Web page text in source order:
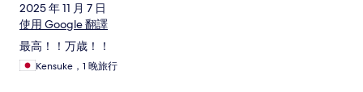
2025 年 11 月 7 日
使用 Google 翻譯
最高！！万歳！！
Kensuke，1 晚旅行